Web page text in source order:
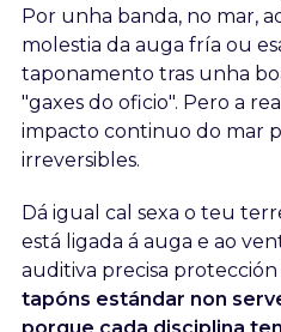
Por unha banda, no mar,
molestia da auga fría ou
taponamento tras unha
"gaxes do oficio". Pero a
impacto continuo do mar
irreversibles.
Dá igual cal sexa o teu
está ligada á auga e ao
auditiva precisa protección
tapóns estándar non